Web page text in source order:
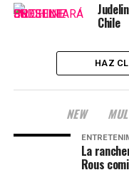
Chile
HAZ
NEW
La
Rous